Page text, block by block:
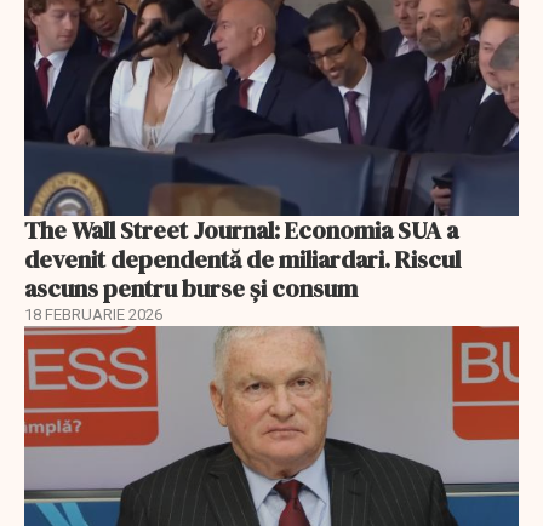
The Wall Street Journal: Economia SUA a
devenit dependentă de miliardari. Riscul
ascuns pentru burse și consum
18 FEBRUARIE 2026
EXCLUSIV